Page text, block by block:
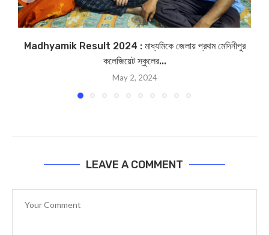
Madhyamik Result 2024 : মাধ্যমিকে জেলায় প্রথম মেদিনীপুর
কলেজিয়েট স্কুলের...
May 2, 2024
LEAVE A COMMENT